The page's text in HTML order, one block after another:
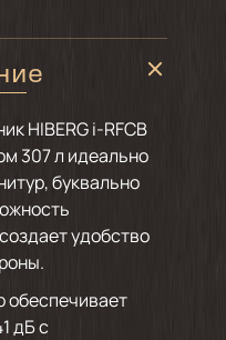
HIBERG i-RFCB
307 л идеально
буквально
удобство
обеспечивает
дБ с